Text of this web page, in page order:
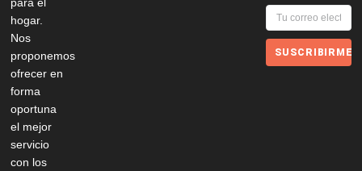
para el
hogar.
Nos
proponemos
ofrecer en
forma
oportuna
el mejor
servicio
con los
SUSCRIBIRME